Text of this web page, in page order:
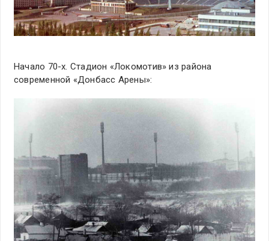
Начало 70-х. Стадион «Локомотив» из района
современной «Донбасс Арены»: